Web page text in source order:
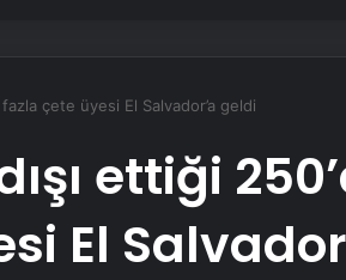
fazla çete üyesi El Salvador’a geldi
ettiği
El